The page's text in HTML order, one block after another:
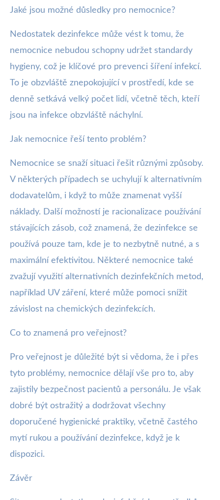
Jaké jsou možné důsledky pro nemocnice?
Nedostatek dezinfekce může vést k tomu, že
nemocnice nebudou schopny udržet standardy
hygieny, což je klíčové pro prevenci šíření infekcí.
To je obzvláště znepokojující v prostředí, kde se
denně setkává velký počet lidí, včetně těch, kteří
jsou na infekce obzvláště náchylní.
Jak nemocnice řeší tento problém?
Nemocnice se snaží situaci řešit různými způsoby.
V některých případech se uchylují k alternativním
dodavatelům, i když to může znamenat vyšší
náklady. Další možností je racionalizace používání
stávajících zásob, což znamená, že dezinfekce se
používá pouze tam, kde je to nezbytně nutné, a s
maximální efektivitou. Některé nemocnice také
zvažují využití alternativních dezinfekčních metod,
například UV záření, které může pomoci snížit
závislost na chemických dezinfekcích.
Co to znamená pro veřejnost?
Pro veřejnost je důležité být si vědoma, že i přes
tyto problémy, nemocnice dělají vše pro to, aby
zajistily bezpečnost pacientů a personálu. Je však
dobré být ostražitý a dodržovat všechny
doporučené hygienické praktiky, včetně častého
mytí rukou a používání dezinfekce, když je k
dispozici.
Závěr